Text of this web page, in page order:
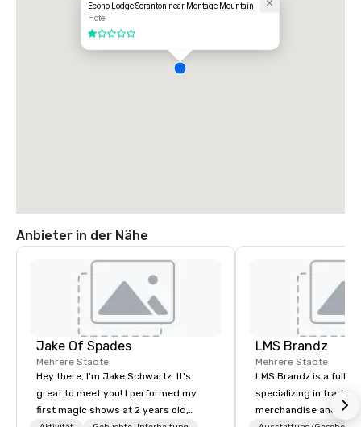
Econo Lodge Scranton near Montage Mountain
Hotel
1 von 5
Anbieter in der Nähe
Jake Of Spades
Mehrere Städte
Hey there, I'm Jake Schwartz. It's
great to meet you! I performed my
first magic shows at 2 years old,
LMS Brandz
Mehrere Städte
LMS Brandz is a full-
specializing in trade
merchandise and